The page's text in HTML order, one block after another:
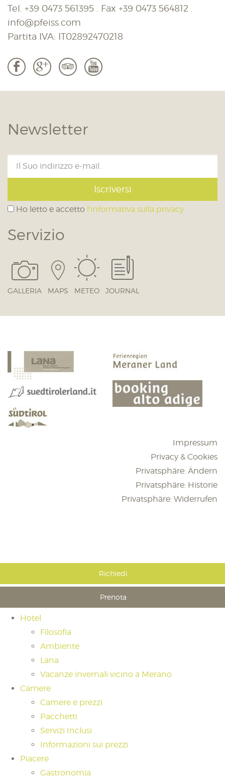
Tel. +39 0473 561395 . Fax +39 0473 564812
info@pfeiss.com
Partita IVA: IT02892470218
b c 3 r
Newsletter
Iscriversi
Ho letto e accetto l'informativa sulla privacy
Servizio
GALLERIA MAPS METEO JOURNAL
Impressum
Privacy & Cookies
Privatsphäre: Ändern
Privatsphäre: Historie
Privatsphäre: Widerrufen
Richiedi
Prenota
Hotel
Filosofia
Ambiente
Lana
Vacanze invernali vicino a Merano
Camere
Camere e prezzi
Pacchetti
Servizi Inclusi
Informazioni sui prezzi
Piacere
Gastronomia